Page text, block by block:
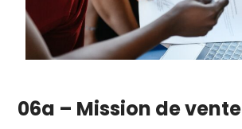
06a – Mission de vente